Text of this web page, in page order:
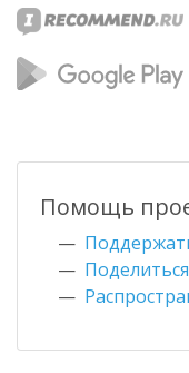
Помощь